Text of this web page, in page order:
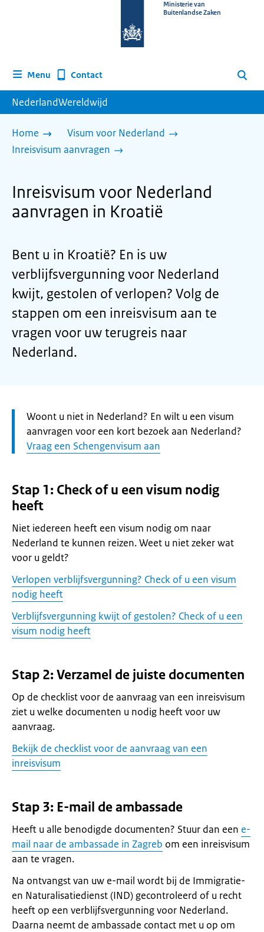
homepage
Ministerie van
Buitenlandse Zaken
Menu Contact Zoeken
NederlandWereldwijd
Home
Visum voor Nederland
Inreisvisum aanvragen
Inreisvisum voor Nederland
aanvragen in Kroatië
Bent u in Kroatië? En is uw
verblijfsvergunning voor Nederland
kwijt, gestolen of verlopen? Volg de
stappen om een inreisvisum aan te
vragen voor uw terugreis naar
Nederland.
Let
op:
Woont u niet in Nederland? En wilt u een visum
aanvragen voor een kort bezoek aan Nederland?
Vraag een Schengenvisum aan
Stap 1: Check of u een visum nodig
heeft
Niet iedereen heeft een visum nodig om naar
Nederland te kunnen reizen. Weet u niet zeker wat
voor u geldt?
Verlopen verblijfsvergunning? Check of u een visum
nodig heeft
Verblijfsvergunning kwijt of gestolen? Check of u een
visum nodig heeft
Stap 2: Verzamel de juiste documenten
Op de checklist voor de aanvraag van een inreisvisum
ziet u welke documenten u nodig heeft voor uw
aanvraag.
Bekijk de checklist voor de aanvraag van een
inreisvisum
Stap 3: E-mail de ambassade
Heeft u alle benodigde documenten? Stuur dan een e-
mail naar de ambassade in Zagreb om een inreisvisum
aan te vragen.
Na ontvangst van uw e-mail wordt bij de Immigratie-
en Naturalisatiedienst (IND) gecontroleerd of u recht
heeft op een verblijfsvergunning voor Nederland.
Daarna neemt de ambassade contact met u op om